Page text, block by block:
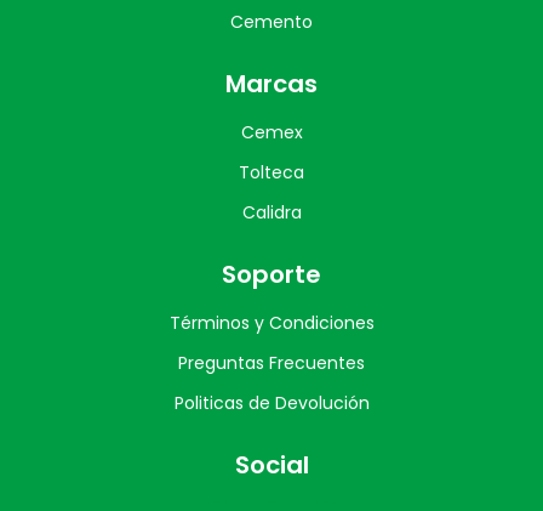
Cemento
Marcas
Cemex
Tolteca
Calidra
Soporte
Términos y Condiciones
Preguntas Frecuentes
Politicas de Devolución
Social